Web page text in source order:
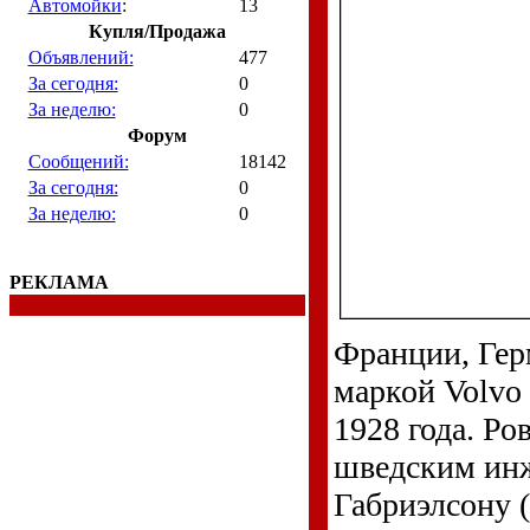
Автомойки:
13
Купля/Продажа
Объявлений:
477
За сегодня:
0
За неделю:
0
Форум
Сообщений:
18142
За сегодня:
0
За неделю:
0
РЕКЛАМА
Франции,
маркой Volvo
1928 года.
шведским
Габриэлсону